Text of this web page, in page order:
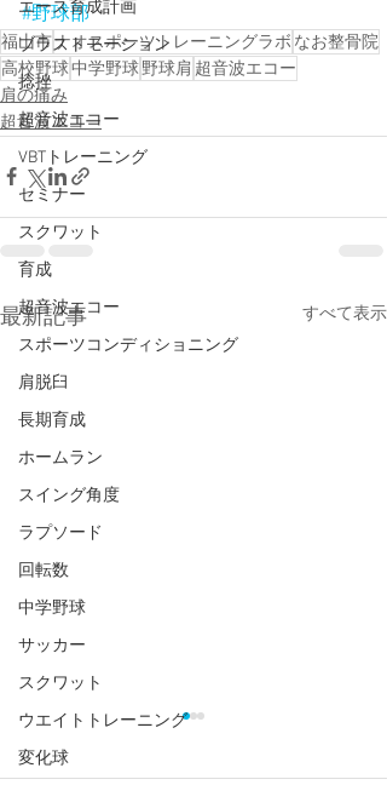
エース育成計画
ブラストモーション
捻挫
超音波エコー
VBTトレーニング
セミナー
スクワット
育成
超音波エコー
スポーツコンディショニング
肩脱臼
長期育成
ホームラン
スイング角度
ラプソード
回転数
中学野球
サッカー
スクワット
ウエイトトレーニング
変化球
#野球部
福山市ナオスポーツトレーニングラボ なお整骨院
高校野球中学野球野球肩 超音波エコー
肩の痛み
超音波エコー
最新記事 すべて表示